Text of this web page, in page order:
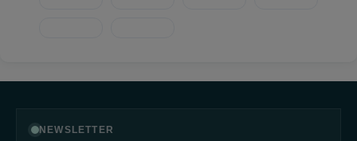
NEWSLETTER